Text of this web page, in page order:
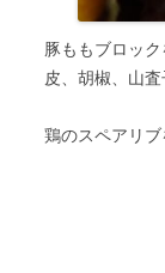
豚ももブロッ
皮、胡椒、山査
鶏のスペアリ